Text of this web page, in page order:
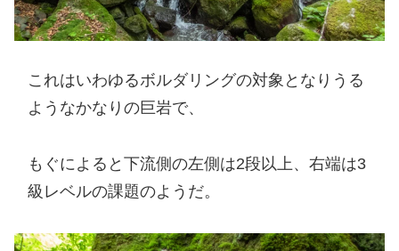
これはいわゆるボルダリングの対象となりうる
ようなかなりの巨岩で、
もぐによると下流側の左側は2段以上、右端は3
級レベルの課題のようだ。